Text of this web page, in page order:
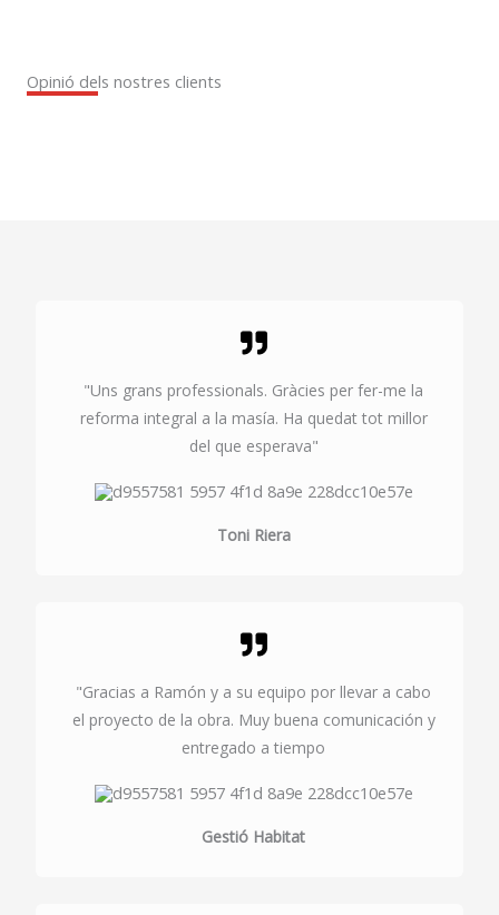
Opinió dels nostres clients
"Uns grans professionals. Gràcies per fer-me la
reforma integral a la masía. Ha quedat tot millor
del que esperava"
Toni Riera
"Gracias a Ramón y a su equipo por llevar a cabo
el proyecto de la obra. Muy buena comunicación y
entregado a tiempo
Gestió Habitat